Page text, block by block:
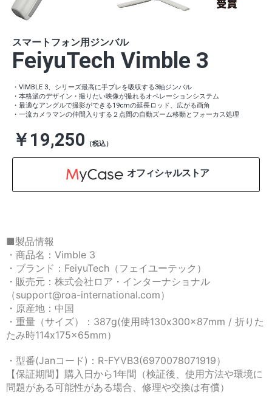
スマートフォン用ジンバル
FeiyuTech Vimble 3
・VIMBLE 3、シリーズ最高に手ブレを吸収する3軸ジンバル
・本格派のデザイン・撮りたい映像が撮れるオペレーションシステム
・最適なアングルで撮影ができる19cmの延長ロッド、広がる画角
・一流カメラマンの仲間入りする２点間の自動ズーム移動とフォーカス処理
￥19,250 （税込）
オフィシャルストア
■製品情報
・商品名：Vimble 3
・ブランド：FeiyuTech（フェイユーテック）
・販売元：株式会社ロア・インターナショナル
（support@roa-international.com）
・原産地：中国
・重量（サイズ）：387g(使用時130x300x87mm / 折りた
たみ時114x175x65mm）
・型番(Janコード)：R-FYVB3(6970078071919）
【保証期間】購入日から1年間（検証後、使用方法や環境に
問題がある可能性がある場合、修理や交換は有償）